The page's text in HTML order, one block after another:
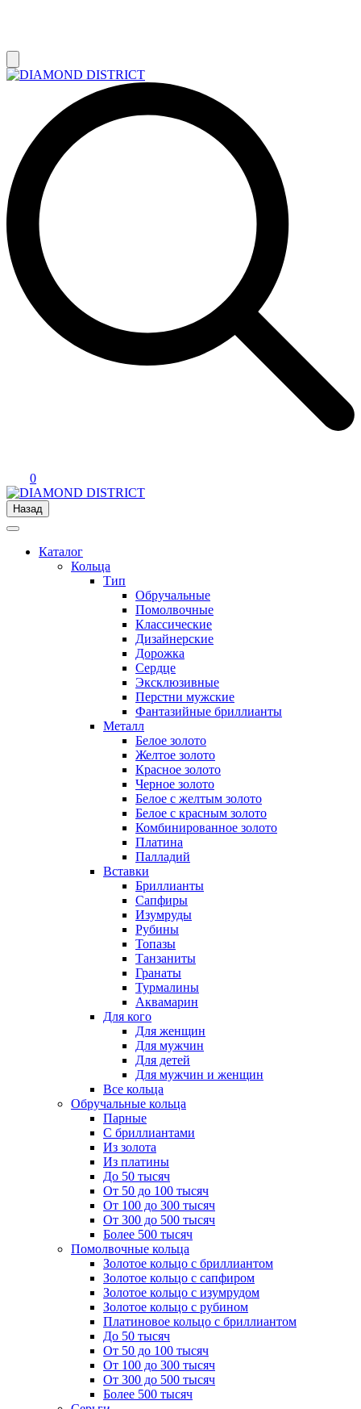
0
Назад
Каталог
Кольца
Тип
Обручальные
Помолвочные
Классические
Дизайнерские
Дорожка
Сердце
Эксклюзивные
Перстни мужские
Фантазийные бриллианты
Металл
Белое золото
Желтое золото
Красное золото
Черное золото
Белое с желтым золото
Белое с красным золото
Комбинированное золото
Платина
Палладий
Вставки
Бриллианты
Сапфиры
Изумруды
Рубины
Топазы
Танзаниты
Гранаты
Турмалины
Аквамарин
Для кого
Для женщин
Для мужчин
Для детей
Для мужчин и женщин
Все кольца
Обручальные кольца
Парные
С бриллиантами
Из золота
Из платины
До 50 тысяч
От 50 до 100 тысяч
От 100 до 300 тысяч
От 300 до 500 тысяч
Более 500 тысяч
Помолвочные кольца
Золотое кольцо с бриллиантом
Золотое кольцо с сапфиром
Золотое кольцо с изумрудом
Золотое кольцо с рубином
Платиновое кольцо с бриллиантом
До 50 тысяч
От 50 до 100 тысяч
От 100 до 300 тысяч
От 300 до 500 тысяч
Более 500 тысяч